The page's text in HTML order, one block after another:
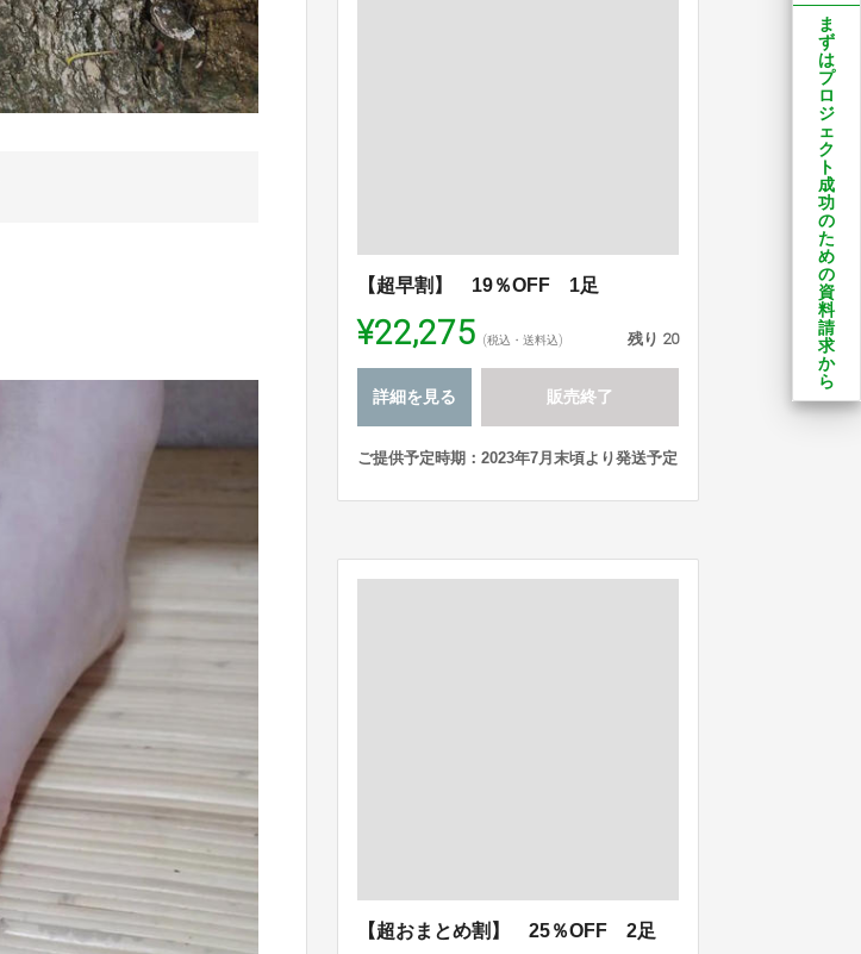
【超早割】 19％OFF 1足
¥22,275 (税込・送料込) 残り 20
詳細を見る 販売終了
ご提供予定時期：2023年7月末頃より発送予定
【超おまとめ割】 25％OFF 2足
ま
ず
は
プ
ロ
ジ
ェ
ク
ト
成
功
の
た
め
の
資
料
請
求
か
ら